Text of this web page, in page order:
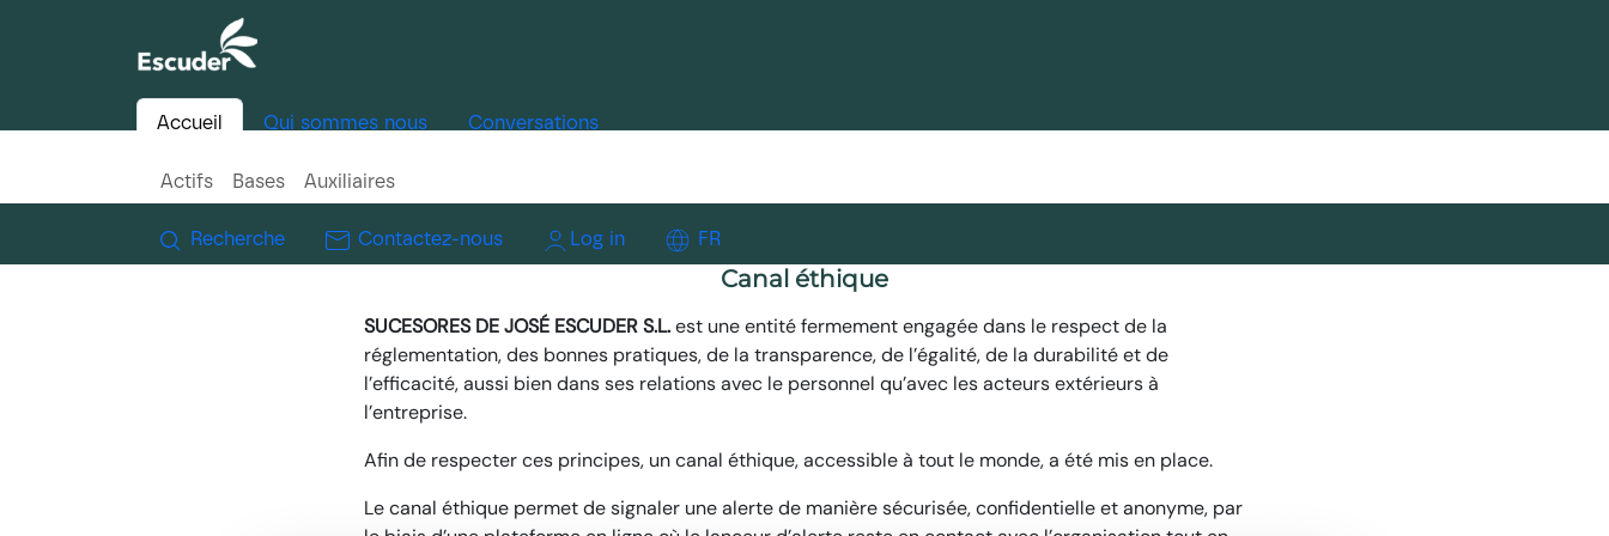
Accueil Qui sommes nous Conversations
Actifs Bases Auxiliaires
Recherche Contactez-nous Log in FR
Canal éthique
SUCESORES DE JOSÉ ESCUDER S.L.est une entité fermement engagéedans le respect de la
réglementation, des bonnes pratiques, de la transparence, de l’égalité, de la durabilité et de
l’efficacité,aussi bien dans ses relations avec le personnel qu’avec lesacteurs extérieurs à
l’entreprise.
Afin de respecter ces principes, un canal éthique,accessible à tout le monde,a été mis en place.
Le canal éthique permet de signaler une alerte de manière sécurisée, confidentielle et anonyme, par